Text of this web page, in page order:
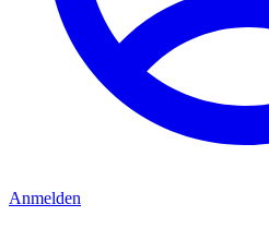
Anmelden